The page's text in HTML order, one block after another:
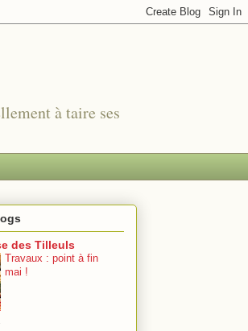
à taire ses
des Tilleuls
Travaux : point à fin
mai !